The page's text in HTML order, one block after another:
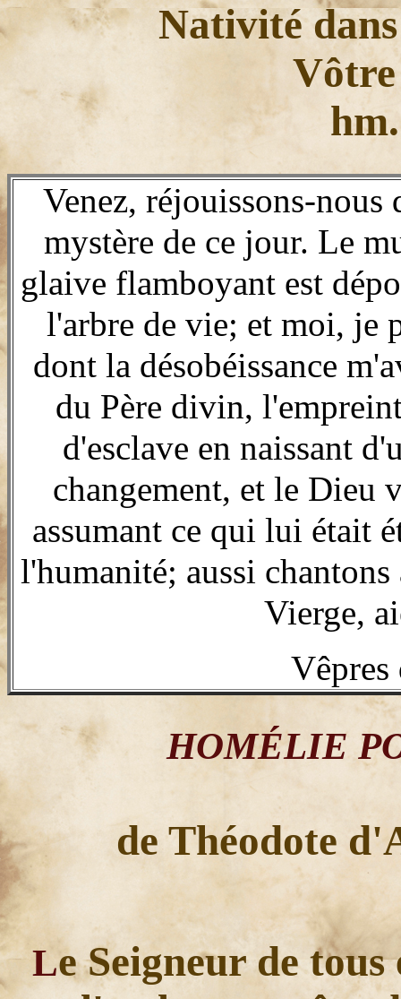
Nativité
Venez, réjouissons-nous
mystère de ce jour. Le
glaive flamboyant est
l'arbre de vie; et moi, je
dont la désobéissance
du Père divin,
d'esclave en naissant
changement, et le Dieu
assumant ce qui lui était
l'humanité; aussi
Vierge,
HOMÉLIE
de Théodote
Le Seigneur de